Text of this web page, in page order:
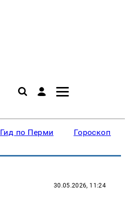
Гид по Перми Гороскопы
30.05.2026, 11:24